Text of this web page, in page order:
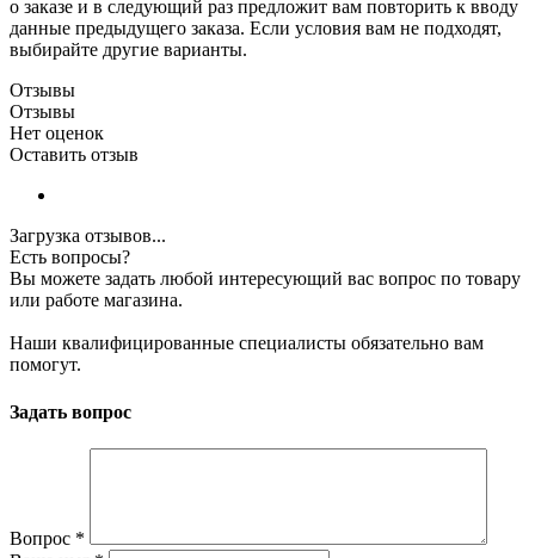
о заказе и в следующий раз предложит вам повторить к вводу
данные предыдущего заказа. Если условия вам не подходят,
выбирайте другие варианты.
Отзывы
Отзывы
Нет оценок
Оставить отзыв
Загрузка отзывов...
Есть вопросы?
Вы можете задать любой интересующий вас вопрос по товару
или работе магазина.
Наши квалифицированные специалисты обязательно вам
помогут.
Задать вопрос
Вопрос *